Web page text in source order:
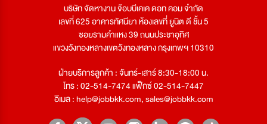
บริษัท จัดหางาน จ๊อบบีเคเค ดอท คอม จำกัด
เลขที่ 625 อาคารทัศนียา ห้องเลขที่ ยูนิต ดี ชั้น 5
ซอยรามคำแหง 39 ถนนประชาอุทิศ
แขวงวังทองหลางเขตวังทองหลาง กรุงเทพฯ 10310
ฝ่ายบริการลูกค้า : จันทร์-เสาร์ 8:30-18:00 น.
โทร : 02-514-7474 แฟ็กซ์ 02-514-7447
อีเมล :help@jobbkk.com,sales@jobbkk.com